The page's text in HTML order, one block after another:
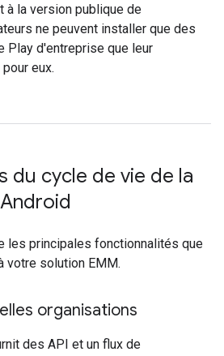
à la version publique de
ne peuvent installer que des
Play d'entreprise que leur
eux.
du cycle de vie de la
les principales fonctionnalités que
votre solution EMM.
organisations
des API et un flux de